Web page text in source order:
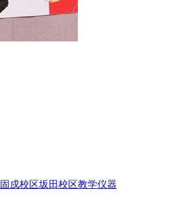
固戍校区坂田校区教学仪器